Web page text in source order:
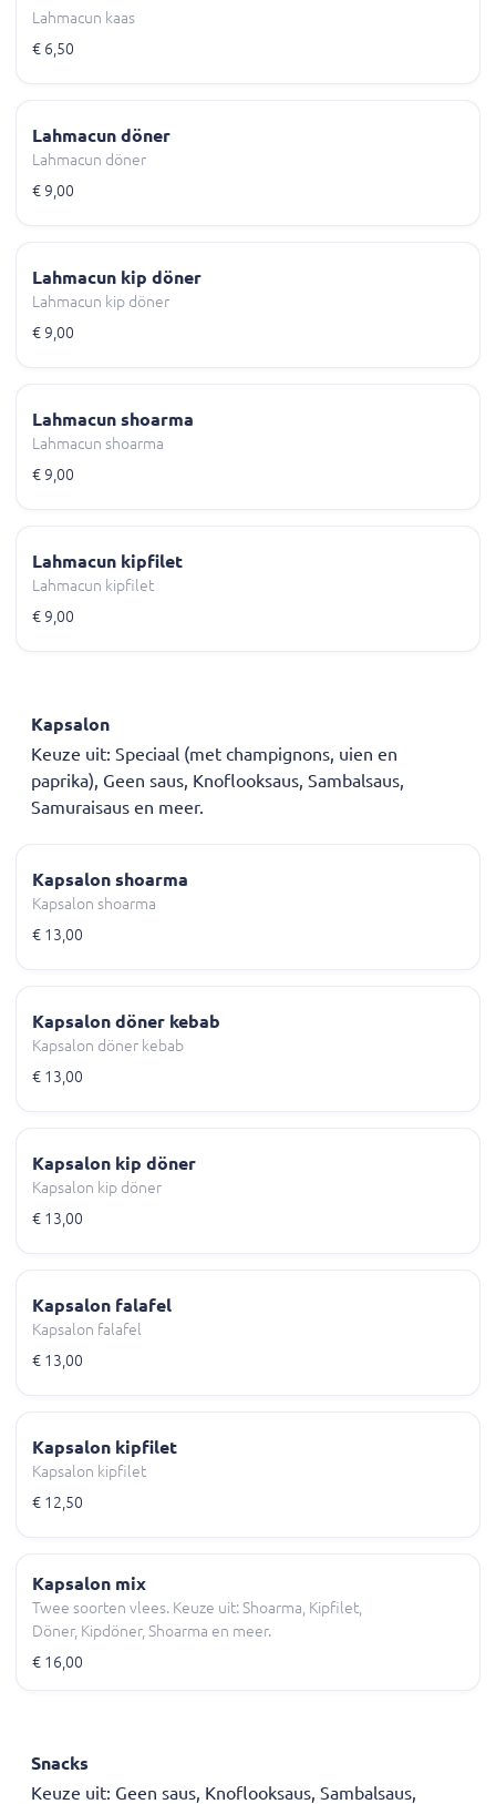
Lahmacun kaas
€ 6,50
Lahmacun döner
Lahmacun döner
€ 9,00
Lahmacun kip döner
Lahmacun kip döner
€ 9,00
Lahmacun shoarma
Lahmacun shoarma
€ 9,00
Lahmacun kipfilet
Lahmacun kipfilet
€ 9,00
Kapsalon
Keuze uit: Speciaal (met champignons, uien en
paprika), Geen saus, Knoflooksaus, Sambalsaus,
Samuraisaus en meer.
Kapsalon shoarma
Kapsalon shoarma
€ 13,00
Kapsalon döner kebab
Kapsalon döner kebab
€ 13,00
Kapsalon kip döner
Kapsalon kip döner
€ 13,00
Kapsalon falafel
Kapsalon falafel
€ 13,00
Kapsalon kipfilet
Kapsalon kipfilet
€ 12,50
Kapsalon mix
Twee soorten vlees. Keuze uit: Shoarma, Kipfilet,
Döner, Kipdöner, Shoarma en meer.
€ 16,00
Snacks
Keuze uit: Geen saus, Knoflooksaus, Sambalsaus,